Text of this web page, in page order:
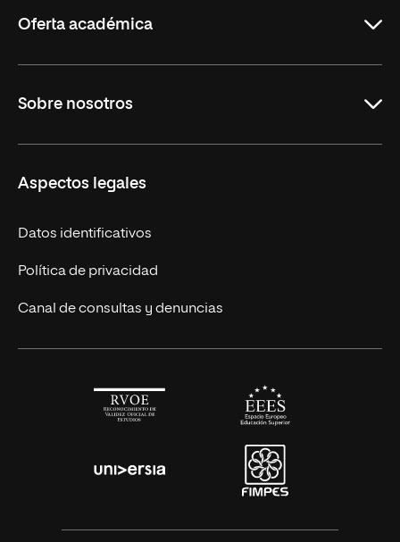
Oferta académica
Licenciaturas en línea
Cursos Europeos
Títulos Americanos
Alianza Newman
Sobre nosotros
Nuestros alumnos
Únete a nosotros
Actualidad
Solicita información
Aspectos legales
Datos identificativos
Política de privacidad
Canal de consultas y denuncias